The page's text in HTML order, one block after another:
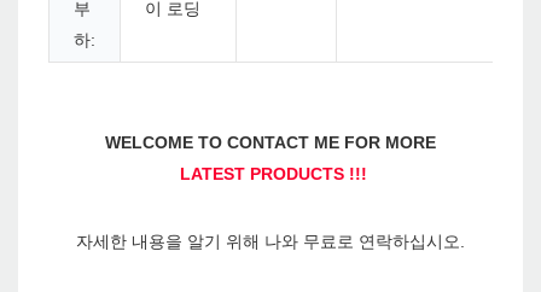
부
하:
이 로딩